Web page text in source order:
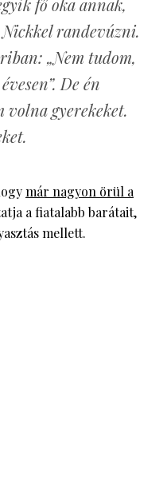
fő oka annak,
randevúzni.
„Nem tudom,
De én
volna gyerekeket.
már nagyon örül a
a fiatalabb barátait,
mellett.